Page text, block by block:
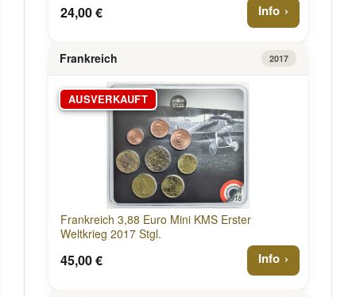
24,00 € Info
Frankreich 2017
AUSVERKAUFT
Frankreich 3,88 Euro Mini KMS Erster
Weltkrieg 2017 Stgl.
45,00 € Info